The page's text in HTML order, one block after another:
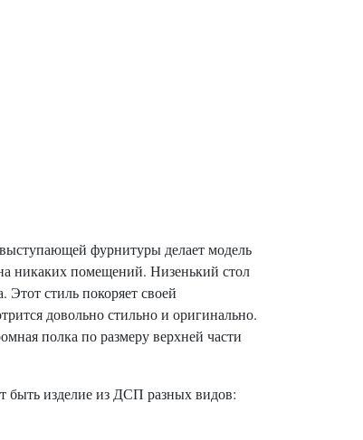
фурнитуры делает модель
никаких помещений. Низенький стол
Этот стиль покоряет своей
довольно стильно и оригинально.
полка по размеру верхней части
быть изделие из ДСП разных видов: